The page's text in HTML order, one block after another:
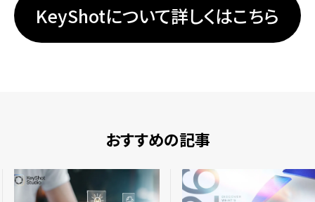
KeyShotについて詳しくはこちら
おすすめの記事